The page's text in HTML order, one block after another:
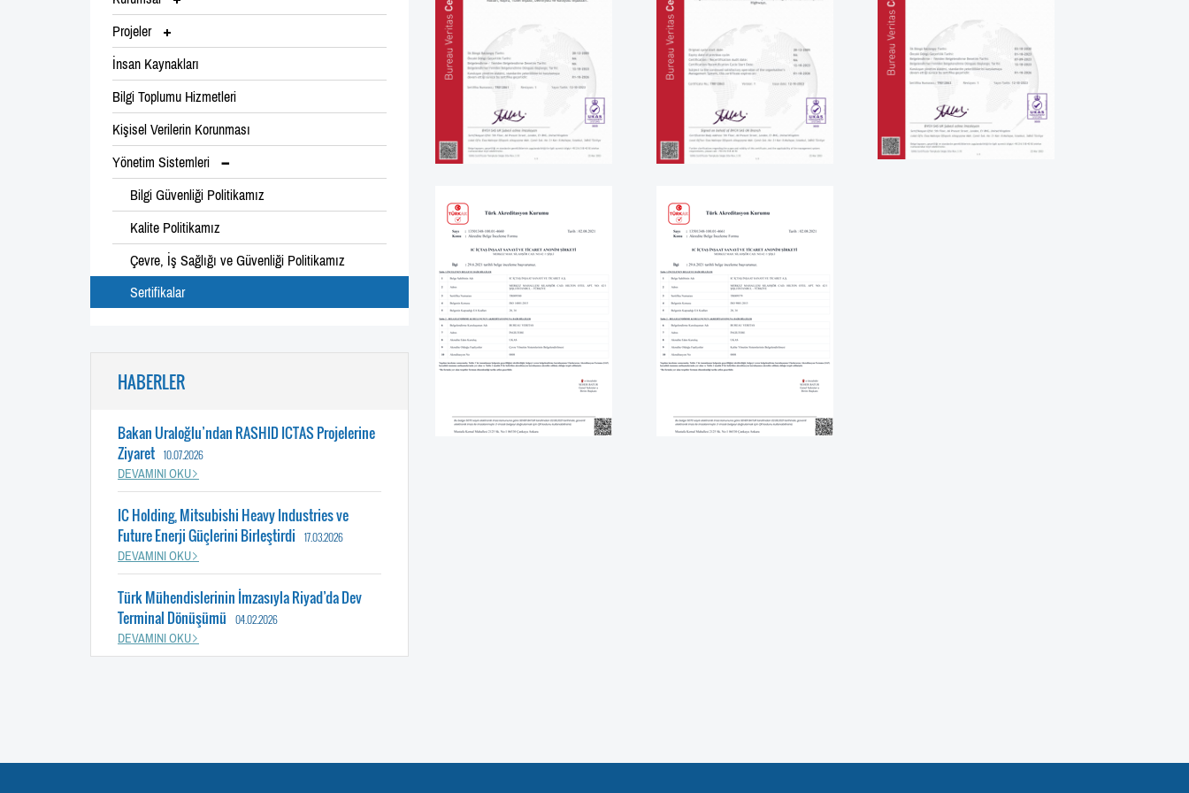
Projeler
İnsan Kaynakları
Bilgi Toplumu Hizmetleri
Kişisel Verilerin Korunması
Yönetim Sistemleri
Bilgi Güvenliği Politikamız
Kalite Politikamız
Çevre, İş Sağlığı ve Güvenliği Politikamız
Sertifikalar
HABERLER
Bakan Uraloğlu’ndan RASHID ICTAS Projelerine
Ziyaret 10.07.2026
DEVAMINI OKU
IC Holding, Mitsubishi Heavy Industries ve
Future Enerji Güçlerini Birleştirdi
17.03.2026
DEVAMINI OKU
Türk Mühendislerinin İmzasıyla Riyad’da Dev
Terminal Dönüşümü
04.02.2026
DEVAMINI OKU